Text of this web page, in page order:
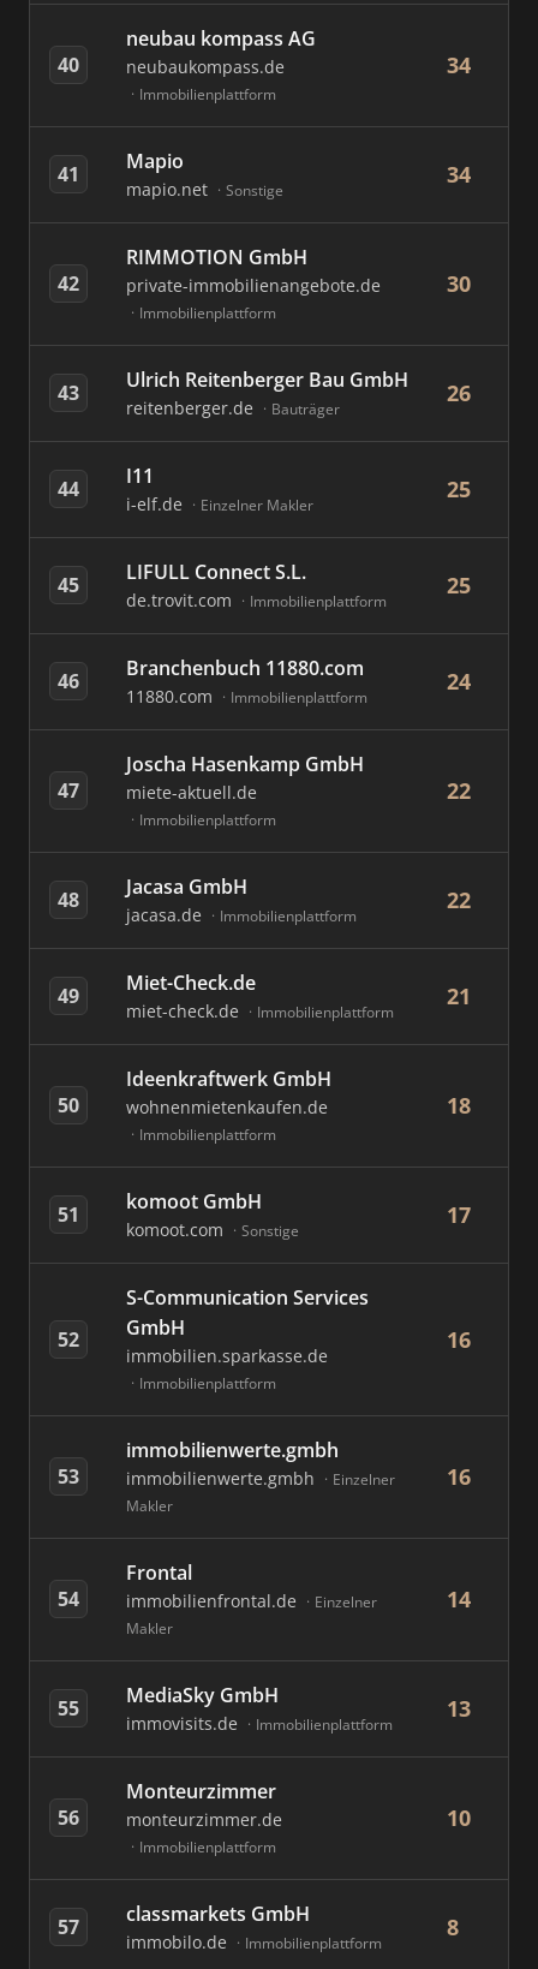
40
neubau kompass AG
neubaukompass.de
Immobilienplattform
34
41 Mapio
mapio.net Sonstige
34
42
RIMMOTION GmbH
private-immobilienangebote.de
Immobilienplattform
30
43 Ulrich Reitenberger Bau GmbH
reitenberger.de Bauträger
26
44 I11
i-elf.de Einzelner Makler
25
45 LIFULL Connect S.L.
de.trovit.com Immobilienplattform
25
46 Branchenbuch 11880.com
11880.com Immobilienplattform
24
47
Joscha Hasenkamp GmbH
miete-aktuell.de
Immobilienplattform
22
48 Jacasa GmbH
jacasa.de Immobilienplattform
22
49 Miet-Check.de
miet-check.de Immobilienplattform
21
50
Ideenkraftwerk GmbH
wohnenmietenkaufen.de
Immobilienplattform
18
51 komoot GmbH
komoot.com Sonstige
17
52
S-Communication Services
GmbH
immobilien.sparkasse.de
Immobilienplattform
16
53
immobilienwerte.gmbh
immobilienwerte.gmbh
Einzelner
Makler
16
54
Frontal
immobilienfrontal.de
Einzelner
Makler
14
55 MediaSky GmbH
immovisits.de Immobilienplattform
13
56
Monteurzimmer
monteurzimmer.de
Immobilienplattform
10
57 classmarkets GmbH
immobilo.de Immobilienplattform
8